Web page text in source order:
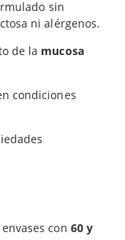
sin
ni alérgenos.
de la mucosa
condiciones
con 60 y